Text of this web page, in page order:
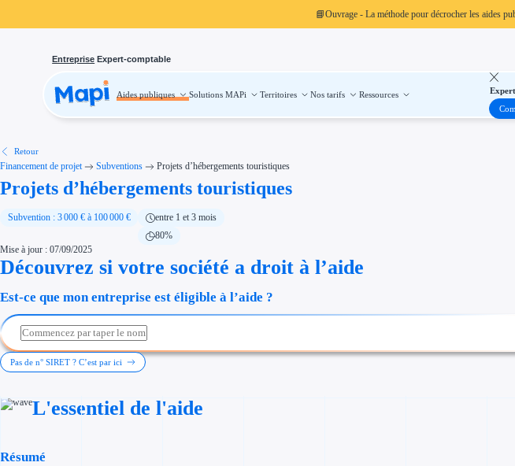
📘Ouvrage - La méthode pour décrocher les aides
Entreprise Expert-comptable
Aides publiques Solutions MAPi Territoires Nos tarifs Ressources
Aides publiques
Investissement
Thématiques
Financement innovation
Transition écologique
Développement international
Économies d'énergie et d'eau
Étapes de vie
Cession d'entreprise
Entreprise en difficulté
Type de financements
Aides sans remboursement
Subventions
Investir dans une entreprise
Aides Urssaf
Prêts publics
Retour
Financement de projet Subventions Projets d’hébergements touristiques
Projets d’hébergements touristiques
Subvention : 3 000 € à 100 000 €
entre 1 et 3 mois
80%
Mise à jour : 07/09/2025
Découvrez si votre société a droit à l’aide
Est-ce que mon entreprise est éligible à l’aide ?
Pas de n° SIRET ? C’est par ici
L'essentiel de l'aide
Résumé